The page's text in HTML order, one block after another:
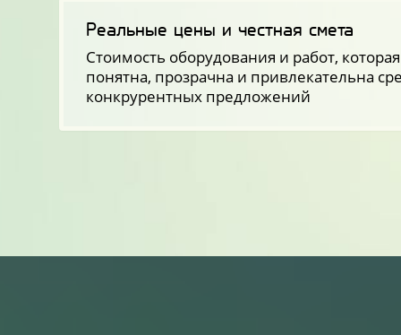
Реальные цены и честная смета
Стоимость оборудования и работ, которая
понятна, прозрачна и привлекательна
конкрурентных предложений